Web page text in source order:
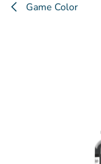
Game Color